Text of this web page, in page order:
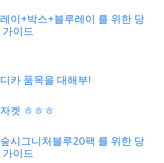
이+박스+블루레이 를 위한 당
가이드
카 품목을 대해부!
켓 ㅎㅎㅎ
시그니처블루20팩 를 위한 당
가이드